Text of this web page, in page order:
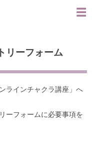
リーフォーム
ラインチャクラ講座」へ
ーフォームに必要事項を